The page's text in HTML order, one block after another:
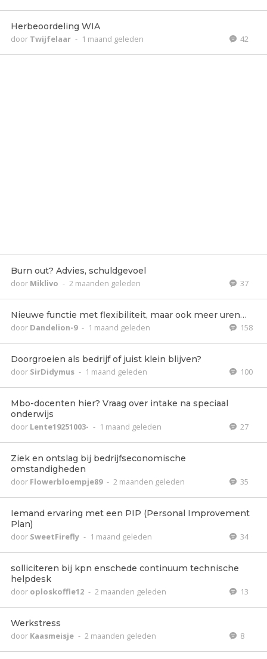
Herbeoordeling WIA
door Twijfelaar - 1 maand geleden 42
Burn out? Advies, schuldgevoel
door Miklivo - 2 maanden geleden 37
Nieuwe functie met flexibiliteit, maar ook meer uren…
door Dandelion-9 - 1 maand geleden 158
Doorgroeien als bedrijf of juist klein blijven?
door SirDidymus - 1 maand geleden 100
Mbo-docenten hier? Vraag over intake na speciaal
onderwijs
door Lente19251003- - 1 maand geleden 27
Ziek en ontslag bij bedrijfseconomische
omstandigheden
door Flowerbloempje89 - 2 maanden geleden 35
Iemand ervaring met een PIP (Personal Improvement
Plan)
door SweetFirefly - 1 maand geleden 34
solliciteren bij kpn enschede continuum technische
helpdesk
door oploskoffie12 - 2 maanden geleden 13
Werkstress
door Kaasmeisje - 2 maanden geleden 8